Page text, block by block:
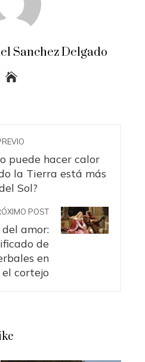
Sanchez Delgado
puede hacer calor
la Tierra está más
Sol?
POST
amor:
de
en
el cortejo